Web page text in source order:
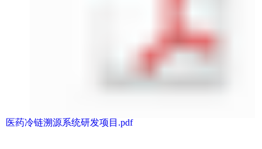
医药冷链溯源系统研发项目.pdf